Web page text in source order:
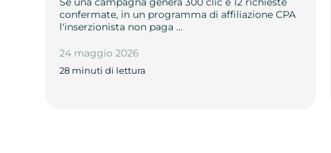
confermate, in un programma di affiliazione CPA
l'inserzionista non paga …
24 maggio 2026
28 minuti di lettura